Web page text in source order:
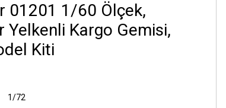
01201 1/60 Ölçek,
Yelkenli Kargo Gemisi,
Kiti
1/72